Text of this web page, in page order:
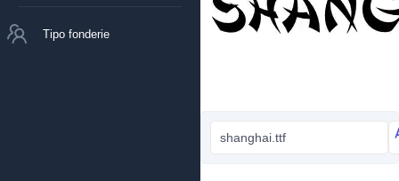
Tipo fonderie
shanghai.ttf